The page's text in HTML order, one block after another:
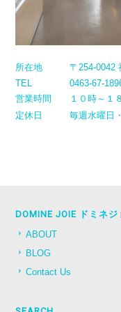
所在地
〒254-0042
TEL
0463-67-
営業時間
１０時～１
定休日
毎週水曜日
DOMINE JOIE ドミネジ
ABOUT
BLOG
Contact Us